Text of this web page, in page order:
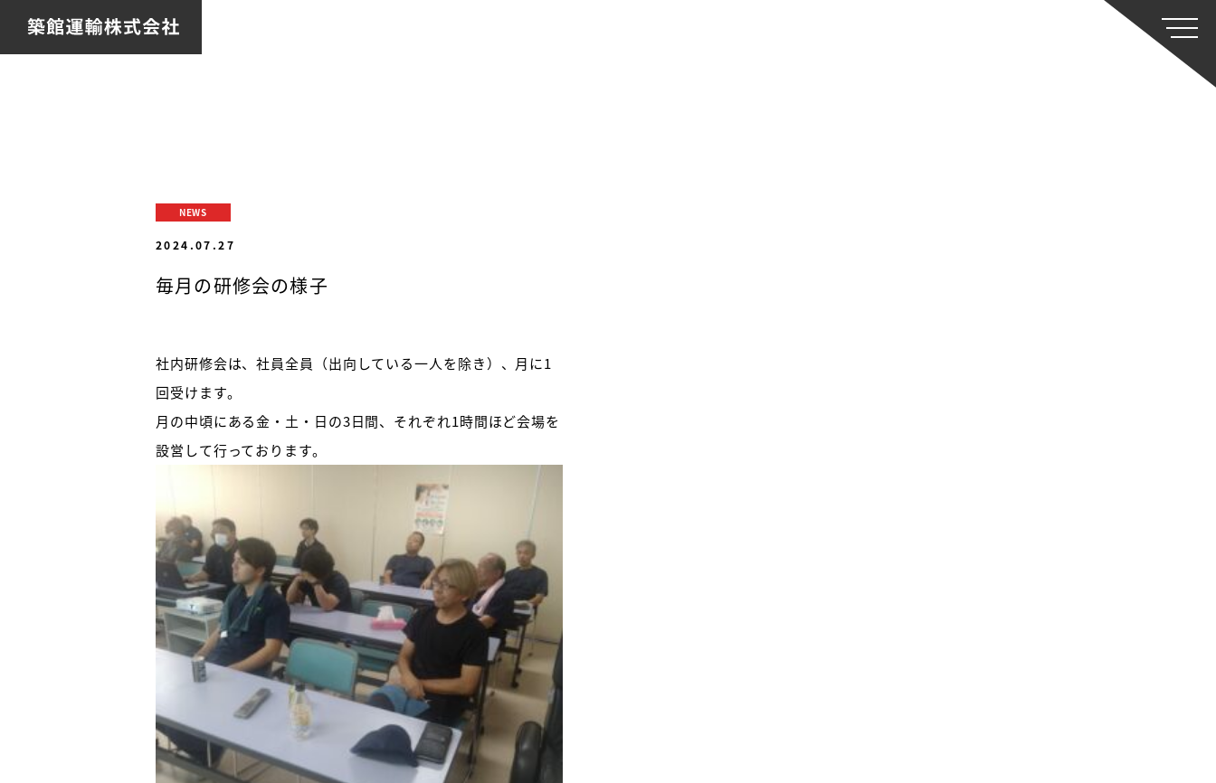
NEWS
2024.07.27
毎月の研修会の様子
社内研修会は、社員全員（出向している一人を除き）、月に1
回受けます。
月の中頃にある金・土・日の3日間、それぞれ1時間ほど会場を
設営して行っております。